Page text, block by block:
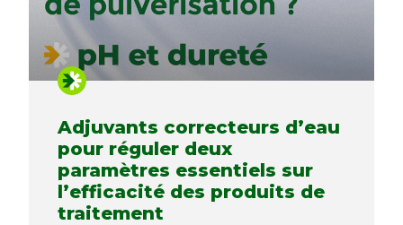
Adjuvants correcteurs d’eau
pour réguler deux
paramètres essentiels sur
l’efficacité des produits de
traitement